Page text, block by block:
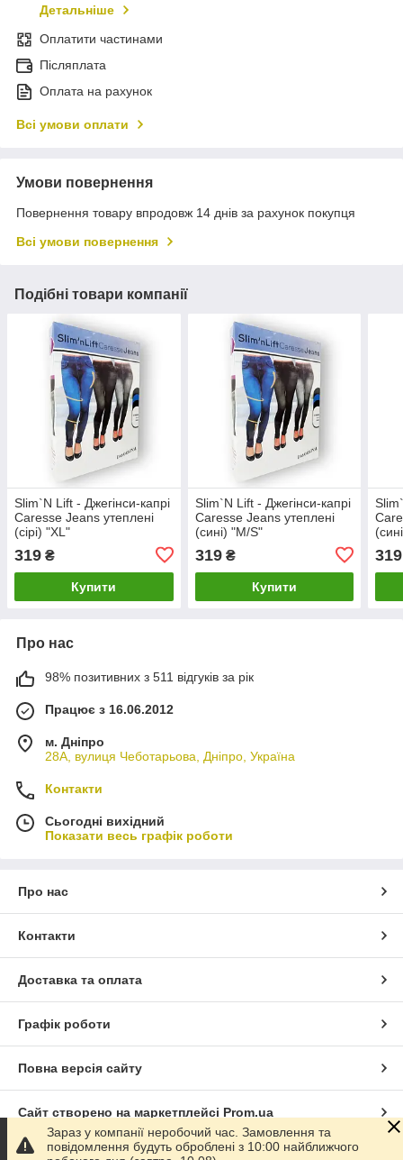
Детальніше
Оплатити частинами
Післяплата
Оплата на рахунок
Всі умови оплати
Умови повернення
Повернення товару впродовж 14 днів за рахунок покупця
Всі умови повернення
Подібні товари компанії
Slim`N Lift - Джегінси-капрі
Caresse Jeans утеплені
(сірі) "XL"
319 ₴
Купити
Slim`N Lift - Джегінси-капрі
Caresse Jeans утеплені
(сині) "M/S"
319₴
Купити
319
Про нас
98% позитивних з 511 відгуків за рік
Працює з 16.06.2012
м. Дніпро
28А, вулиця Чеботарьова, Дніпро, Україна
Контакти
Сьогодні вихідний
Показати весь графік роботи
Про нас
Контакти
Доставка та оплата
Графік роботи
Повна версія сайту
Сайт створено на маркетплейсі Prom.ua
Політика конфіденційності
Зараз у компанії неробочий час. Замовлення та
повідомлення будуть оброблені з 10:00 найближчого